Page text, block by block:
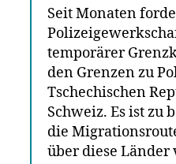
Seit Monaten
temporärer
den Grenzen zu
Tschechischen
Schweiz. Es ist zu
die
über diese Länder